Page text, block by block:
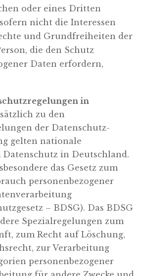
oder eines Dritten
nicht die Interessen
und Grundfreiheiten der
die den Schutz
Daten erfordern,
in
zu den
der Datenschutz-
gelten nationale
Datenschutz in Deutschland.
das Gesetz zum
personenbezogener
– BDSG). Das BDSG
Spezialregelungen zum
zum Recht auf Löschung,
zur Verarbeitung
personenbezogener